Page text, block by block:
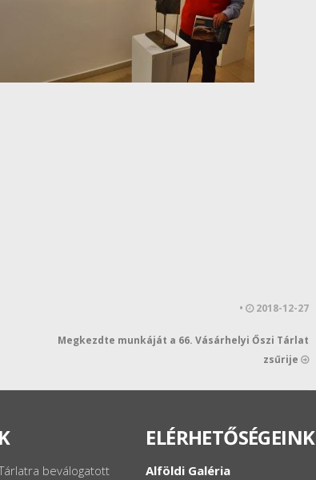
• 2018-12-27
Megkezdte munkáját a 66. Vásárhelyi Őszi Tárlat
zsűrije
beválogatott
ELÉRHETŐSÉGEINK
Alföldi Galéria